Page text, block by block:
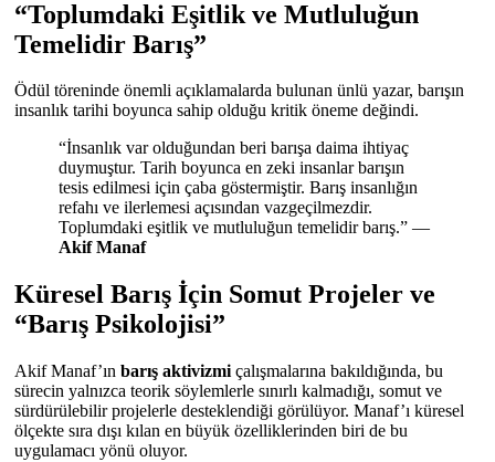
“Toplumdaki Eşitlik ve Mutluluğun
Temelidir Barış”
Ödül töreninde önemli açıklamalarda bulunan ünlü yazar, barışın
insanlık tarihi boyunca sahip olduğu kritik öneme değindi.
“İnsanlık var olduğundan beri barışa daima ihtiyaç
duymuştur. Tarih boyunca en zeki insanlar barışın
tesis edilmesi için çaba göstermiştir. Barış insanlığın
refahı ve ilerlemesi açısından vazgeçilmezdir.
Toplumdaki eşitlik ve mutluluğun temelidir barış.” —
Akif Manaf
Küresel Barış İçin Somut Projeler ve
“Barış Psikolojisi”
Akif Manaf’ın barış aktivizmi çalışmalarına bakıldığında, bu
sürecin yalnızca teorik söylemlerle sınırlı kalmadığı, somut ve
sürdürülebilir projelerle desteklendiği görülüyor. Manaf’ı küresel
ölçekte sıra dışı kılan en büyük özelliklerinden biri de bu
uygulamacı yönü oluyor.